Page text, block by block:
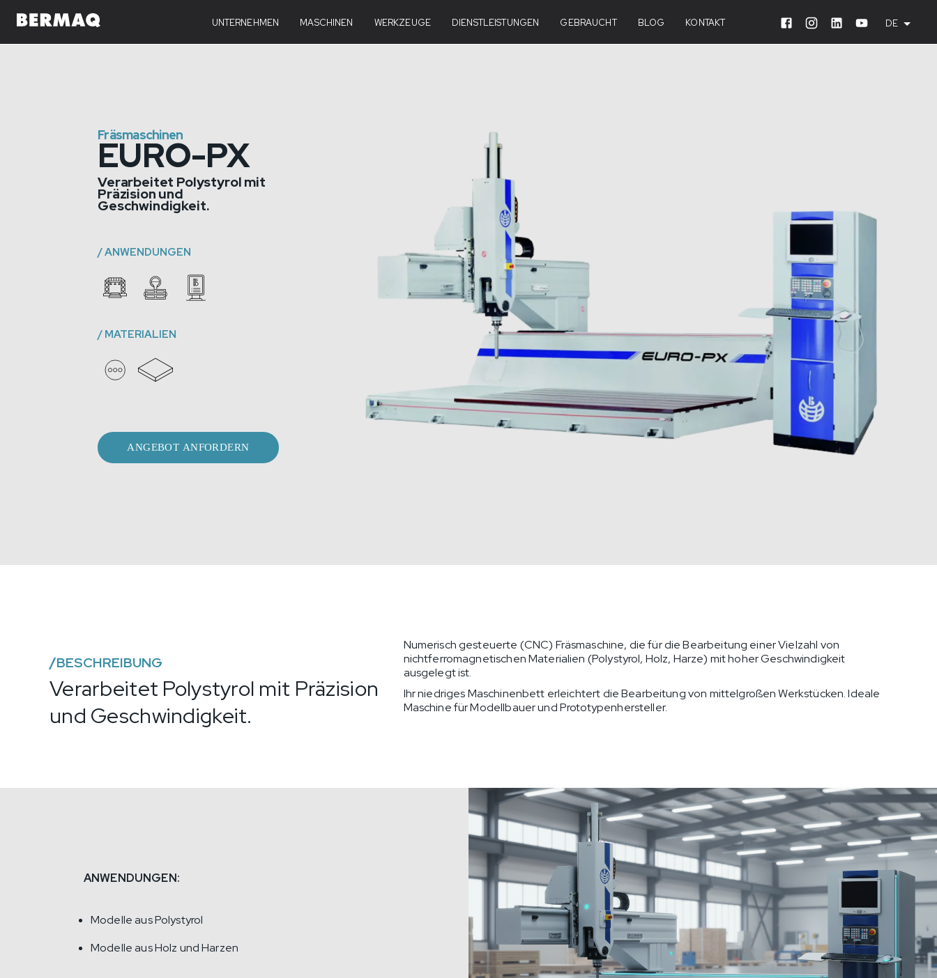
UNTERNEHMEN MASCHINEN WERKZEUGE DIENSTLEISTUNGEN GEBRAUCHT BLOG KONTAKT DE
EURO-PX TECHNISCHE MERKMALE VERGLEICHSTABELLE ANGEBOT ANFORDERN
Fräsmaschinen
EURO-PX
Verarbeitet Polystyrol mit
Präzision und
Geschwindigkeit.
/ANWENDUNGEN
/ MATERIALIEN
ANGEBOT ANFORDERN
/BESCHREIBUNG
Verarbeitet Polystyrol mit Präzision
und Geschwindigkeit.
Numerisch gesteuerte (CNC) Fräsmaschine, die für die Bearbeitung einer Vielzahl von
nichtferromagnetischen Materialien (Polystyrol, Holz, Harze) mit hoher Geschwindigkeit
ausgelegt ist.
Ihr niedriges Maschinenbett erleichtert die Bearbeitung von mittelgroßen Werkstücken. Ideale
Maschine für Modellbauer und Prototypenhersteller.
ANWENDUNGEN:
Modelle aus Polystyrol
Modelle aus Holz und Harzen